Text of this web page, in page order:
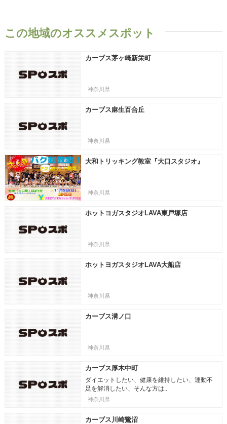
この地域のオススメスポット
カーブス茅ヶ崎新栄町
神奈川県
カーブス麻生百合丘
神奈川県
大和トリッキング教室『大口スタジオ』
神奈川県
ホットヨガスタジオLAVA東戸塚店
神奈川県
ホットヨガスタジオLAVA大船店
神奈川県
カーブス溝ノ口
神奈川県
カーブス厚木中町
ダイエットしたい、健康を維持したい、運動不
足を解消したい、そんな方は..
神奈川県
カーブス川崎鷺沼